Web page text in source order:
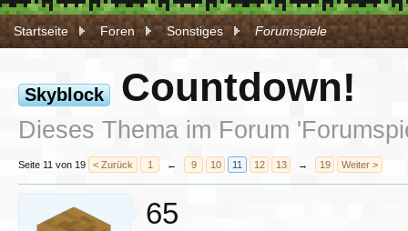
Startseite Foren Sonstiges Forumspiele
Skyblock Countdown!
Dieses Thema im Forum '
Seite 11 von 19 < Zurück 1 ← 9 10 11 12 13 → 19 Weiter >
65